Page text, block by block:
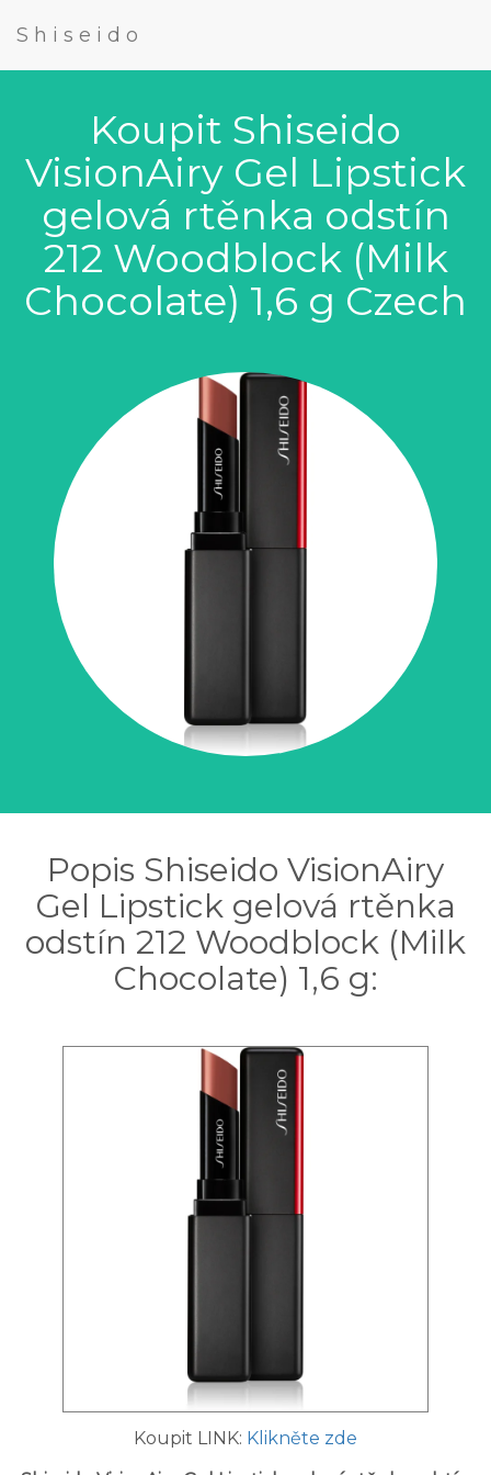
Shiseido
Koupit Shiseido
VisionAiry Gel Lipstick
gelová rtěnka odstín
212 Woodblock (Milk
Chocolate) 1,6 g Czech
Popis Shiseido VisionAiry
Gel Lipstick gelová rtěnka
odstín 212 Woodblock (Milk
Chocolate) 1,6 g:
Koupit LINK: Klikněte zde